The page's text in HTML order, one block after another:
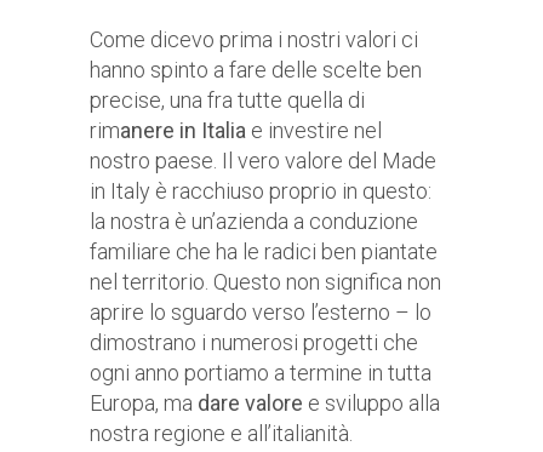
Come dicevo prima i nostri valori ci
hanno spinto a fare delle scelte ben
precise, una fra tutte quella di
rimanere in Italia e investire nel
nostro paese. Il vero valore del Made
in Italy è racchiuso proprio in questo:
la nostra è un’azienda a conduzione
familiare che ha le radici ben piantate
nel territorio. Questo non significa non
aprire lo sguardo verso l’esterno – lo
dimostrano i numerosi progetti che
ogni anno portiamo a termine in tutta
Europa, ma dare valore e sviluppo alla
nostra regione e all’italianità.